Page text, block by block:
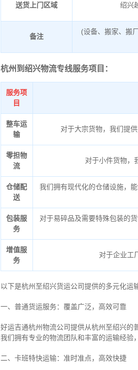
送货上门区域 绍兴
备注
(设备、搬家、搬
杭州到绍兴物流专线服务项目：
服务项
目
整车运
输
对于大宗货物，我们提
零担物
流
对于小件货物，
仓储配
送
我们拥有现代化的仓储设施，
包装服
务
对于易碎品及需要特殊包装的
增值服
务
对于企业工
以下是杭州至绍兴货运公司提供的多元化运
一、普通货运服务：覆盖广泛，高效可靠
好运吉通杭州物流公司提供从杭州至绍兴的
我们拥有专业的物流团队和丰富的运输经验
二、卡班特快运输：准时准点，高效快捷